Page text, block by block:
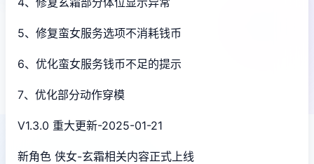
5、修复蛮女服务选项不消耗钱币
6、优化蛮女服务钱币不足的提示
7、优化部分动作穿模
V1.3.0 重大更新-2025-01-21
新角色 侠女-玄霜相关内容正式上线